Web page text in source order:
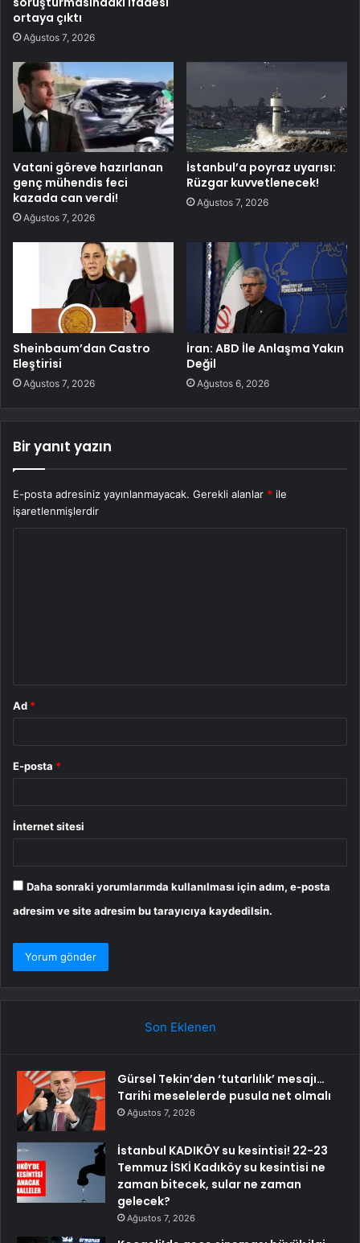
ortaya çıktı
Ağustos 7, 2026
Vatani göreve hazırlanan
genç mühendis feci
kazada can verdi!
Ağustos 7, 2026
İstanbul’a poyraz uyarısı:
Rüzgar kuvvetlenecek!
Ağustos 7, 2026
Sheinbaum’dan Castro
Eleştirisi
Ağustos 7, 2026
İran: ABD İle Anlaşma Yakın
Değil
Ağustos 6, 2026
Bir yanıt yazın
E-posta adresiniz yayınlanmayacak. Gerekli alanlar * ile
işaretlenmişlerdir
Ad *
E-posta *
İnternet sitesi
Daha sonraki yorumlarımda kullanılması için adım, e-posta
adresim ve site adresim bu tarayıcıya kaydedilsin.
Son Eklenen
Gürsel Tekin’den ‘tutarlılık’ mesajı…
Tarihi meselelerde pusula net olmalı
Ağustos 7, 2026
İstanbul KADIKÖY su kesintisi! 22-23
Temmuz İSKİ Kadıköy su kesintisi ne
zaman bitecek, sular ne zaman
gelecek?
Ağustos 7, 2026